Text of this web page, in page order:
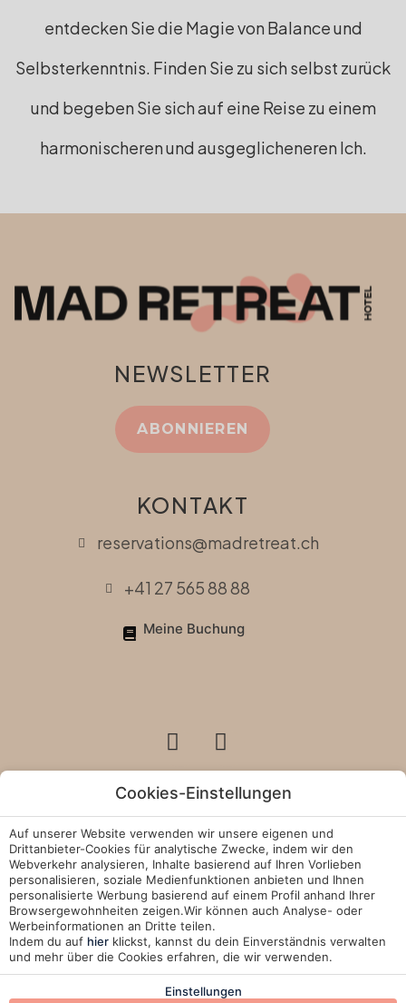
entdecken Sie die Magie von Balance und
Selbsterkenntnis. Finden Sie zu sich selbst zurück
und begeben Sie sich auf eine Reise zu einem
harmonischeren und ausgeglicheneren Ich.
KONTAKT
reservations@madretreat.ch
+41 27 565 88 88
Meine Buchung
NEWSLETTER
ABONNIEREN
Rechtliche Hinweise
Cookie-Richtlinie
Juntas Alameda de Jandia
Manage Cookies
Entwickelt vonMirai
Cookies-Einstellungen
Auf unserer Website verwenden wir unsere eigenen und
Drittanbieter-Cookies für analytische Zwecke, indem wir den
Webverkehr analysieren, Inhalte basierend auf Ihren Vorlieben
personalisieren, soziale Medienfunktionen anbieten und Ihnen
personalisierte Werbung basierend auf einem Profil anhand Ihrer
Browsergewohnheiten zeigen.Wir können auch Analyse- oder
Werbeinformationen an Dritte teilen.
Indem du auf hier klickst, kannst du dein Einverständnis verwalten
und mehr über die Cookies erfahren, die wir verwenden.
Einstellungen